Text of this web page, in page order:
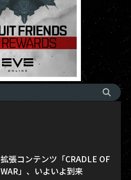
拡張コンテンツ「CRADLE OF
WAR」、いよいよ到来